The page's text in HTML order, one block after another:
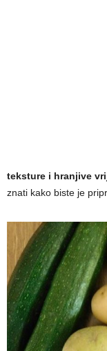
teksture i hranjive
znati kako biste je